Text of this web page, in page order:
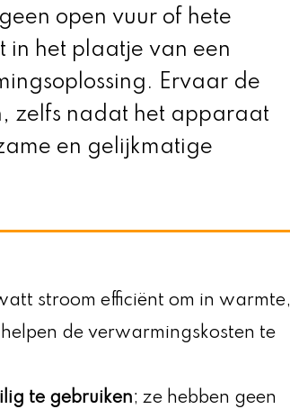
open vuur of hete
in het plaatje van een
Ervaar de
zelfs nadat het apparaat
en gelijkmatige
stroom efficiënt om in warmte,
de verwarmingskosten te
te gebruiken; ze hebben geen